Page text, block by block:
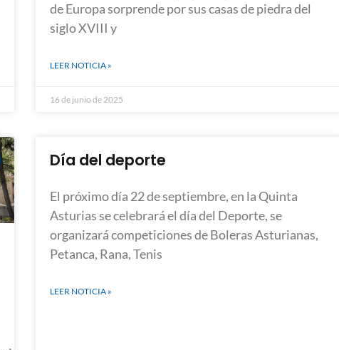
de Europa sorprende por sus casas de piedra del
siglo XVIII y
LEER NOTICIA »
16 de junio de 2025
Día del deporte
El próximo día 22 de septiembre, en la Quinta
Asturias se celebrará el día del Deporte, se
organizará competiciones de Boleras Asturianas,
Petanca, Rana, Tenis
LEER NOTICIA »